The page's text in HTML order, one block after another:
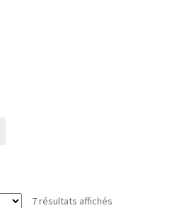
7 résultats affichés